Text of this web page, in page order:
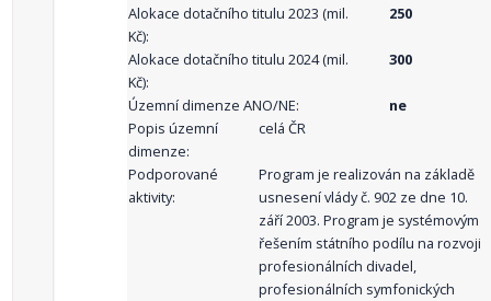
Alokace dotačního titulu 2023 (mil.
Kč):
250
Alokace dotačního titulu 2024 (mil.
Kč):
300
Územní dimenze ANO/NE:
ne
Popis územní
dimenze:
celá ČR
Podporované
aktivity:
Program je realizován na základě
usnesení vlády č. 902 ze dne 10.
září 2003. Program je systémovým
řešením státního podílu na rozvoji
profesionálních divadel,
profesionálních symfonických